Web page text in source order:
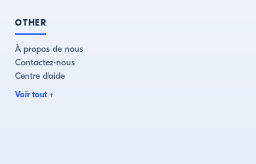
OTHER
À propos de nous
Contactez-nous
Centre d'aide
Voir tout +